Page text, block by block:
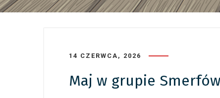
14 CZERWCA, 2026
Maj w grupie Smerfów